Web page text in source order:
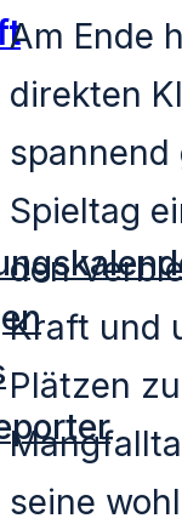
Am Ende
direkten
spannend
Spieltag
den
Kraft und
Plätzen
seine